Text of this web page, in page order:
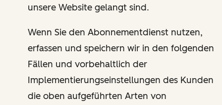
unsere Website gelangt sind.
Wenn Sie den Abonnementdienst nutzen,
erfassen und speichern wir in den folgenden
Fällen und vorbehaltlich der
Implementierungseinstellungen des Kunden
die oben aufgeführten Arten von